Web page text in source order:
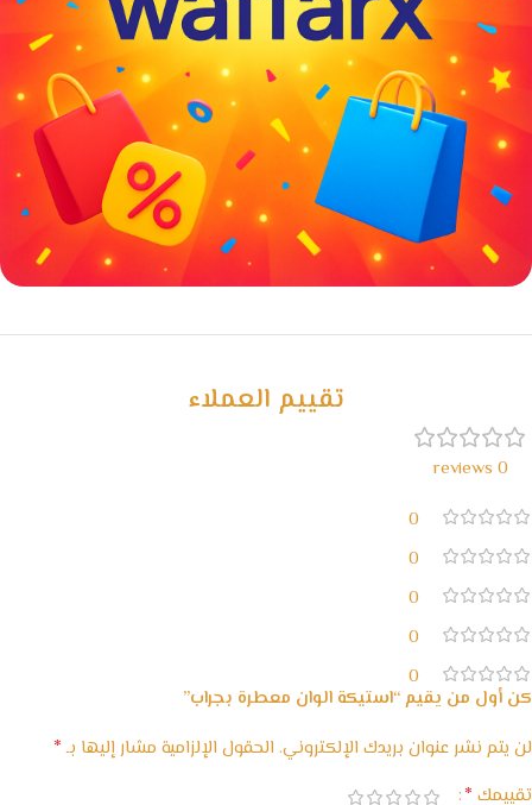
خصومات كبيرة
تقييم العملاء
0 reviews
0
0
0
0
0
كن أول من يقيم “استيكة الوان معطرة بجراب”
لن يتم نشر عنوان بريدك الإلكتروني. الحقول الإلزامية مشار إليها بـ*
تقييمك *